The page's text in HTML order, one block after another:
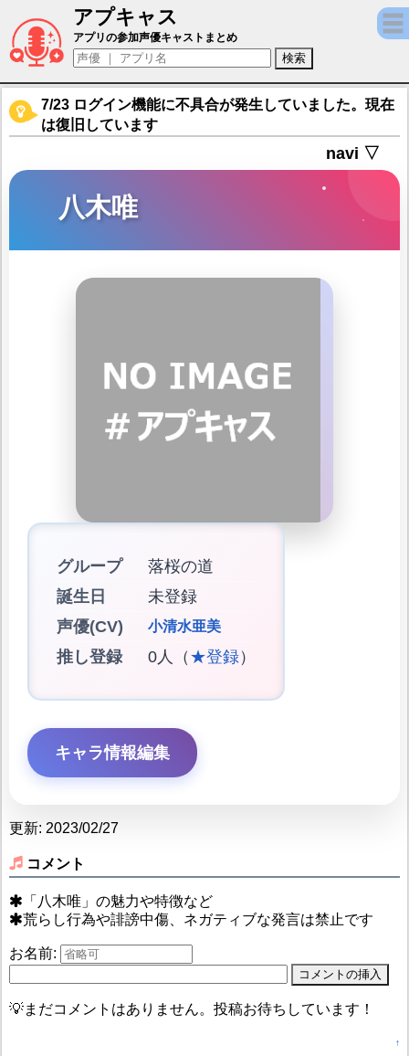
アプキャス
八木唯（声優：小清水亜美)【雀魂 -じゃんた
アプリの参加声優キャストまとめ
7/23 ログイン機能に不具合が発生していました。現在
は復旧しています
navi ▽
八木唯
グループ
落桜の道
誕生日
未登録
声優(CV)
小清水亜美
推し登録 0人（ ★登録）
キャラ情報編集
更新: 2023/02/27
コメント
「八木唯」の魅力や特徴など
荒らし行為や誹謗中傷、ネガティブな発言は禁止です
お名前:
💡まだコメントはありません。投稿お待ちしています！
↑